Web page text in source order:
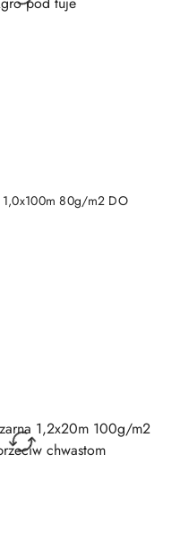
1,0x100m 80g/m2 DO
DO KOSZYKA